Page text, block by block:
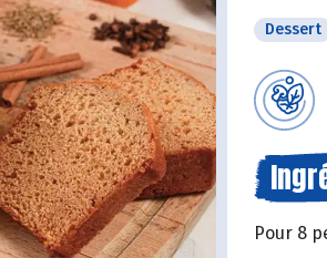
Dessert
Pour 8